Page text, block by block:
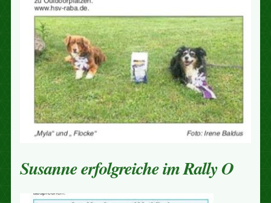
Susanne erfolgreiche im Rally O